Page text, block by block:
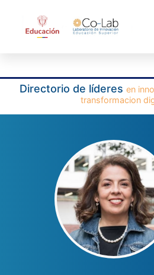
Directorio de líderes en
transformacion